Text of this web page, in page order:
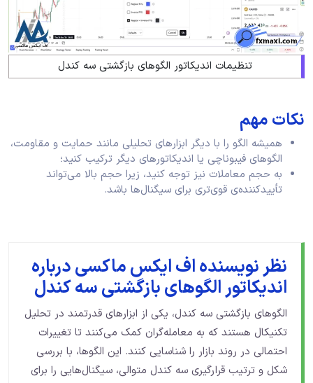
تنظیمات اندیکاتور الگوهای بازگشتی سه کندل
نکات مهم
همیشه الگو را با دیگر ابزارهای تحلیلی مانند حمایت و مقاومت،
الگوهای فیبوناچی یا اندیکاتورهای دیگر ترکیب کنید؛
به حجم معاملات نیز توجه کنید، زیرا حجم بالا می‌تواند
تأییدکننده‌ی قوی‌تری برای سیگنال‌ها باشد.
نظر نویسنده اف ایکس ماکسی درباره
اندیکاتور الگوهای بازگشتی سه کندل
الگوهای بازگشتی سه کندل، یکی از ابزارهای قدرتمند در تحلیل
تکنیکال هستند که به معامله‌گران کمک می‌کنند تا تغییرات
احتمالی در روند بازار را شناسایی کنند. این الگوها، با بررسی
شکل و ترتیب قرارگیری سه کندل متوالی، سیگنال‌هایی را برای